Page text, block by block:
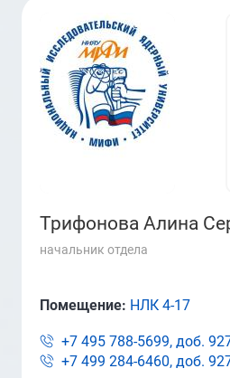
Трифонова Алина
начальник отдела
Помещение: НЛК 4-17
+7 495 788-5699, доб.
+7 499 284-6460, доб.